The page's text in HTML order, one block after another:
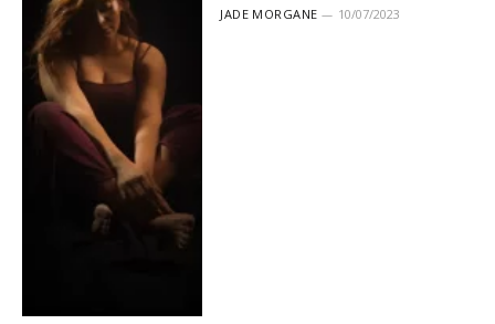
JADE MORGANE 10/07/2023